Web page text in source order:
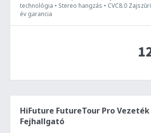
technológia • Stereo hangzás • CVC8.0
év garancia
HiFuture FutureTour Pro
Fejhallgató